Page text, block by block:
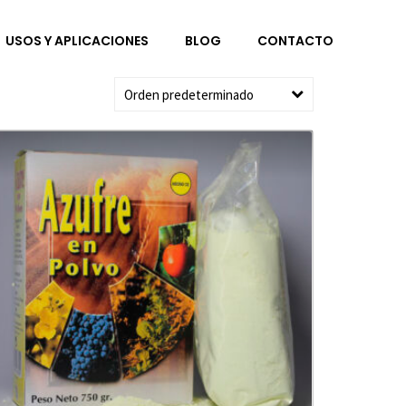
USOS Y APLICACIONES BLOG CONTACTO
Orden predeterminado